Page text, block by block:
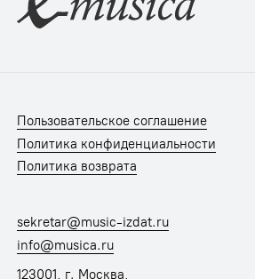
Пользовательское соглашение
Политика конфиденциальности
Политика возврата
sekretar@music-izdat.ru
info@musica.ru
123001, г. Москва,